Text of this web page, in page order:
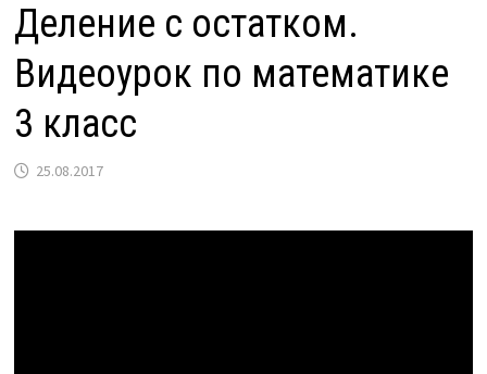
Деление с остатком.
Видеоурок по математике
3 класс
25.08.2017